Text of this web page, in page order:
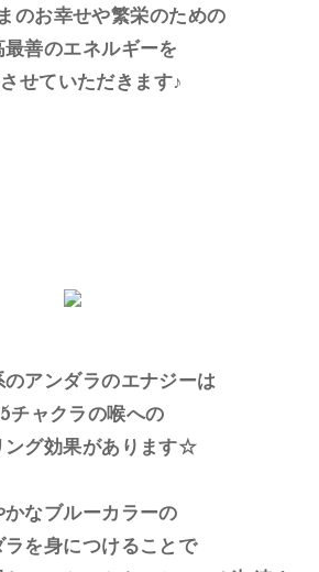
のお幸せや繁栄のための
最善のエネルギーを
せていただきます♪
のアンダラのエナジーは
チャクラの喉への
ング効果があります☆
かなブルーカラーの
ラを身につけることで